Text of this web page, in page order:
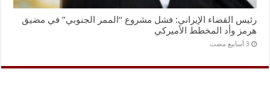
رئيس القضاء الإيراني: فشل مشروع “الممر الجنوبي” في مضيق
هرمز وأد المخطط الأميركي